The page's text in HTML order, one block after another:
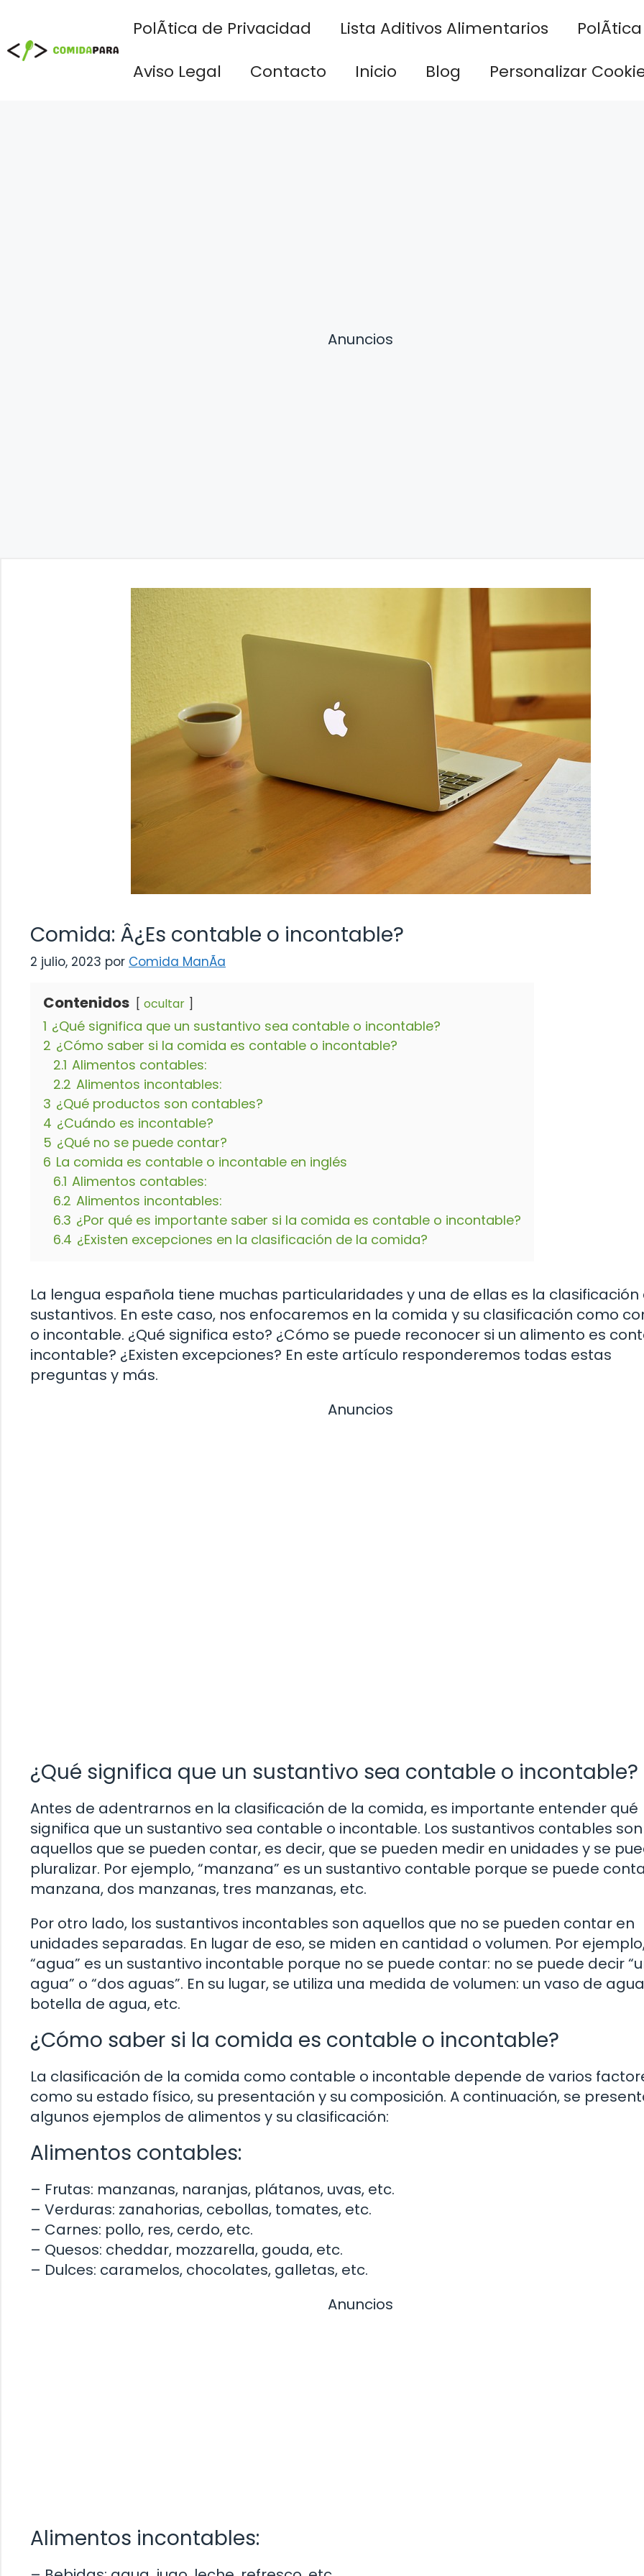
contenido
PolÃ­tica de Privacidad Lista Aditivos Alimentarios
Aviso Legal
Contacto Inicio Blog Personalizar
Anuncios
Comida: Â¿Es contable o incontable?
2 julio, 2023 por Comida ManÃ­a
Contenidos ocultar
1 ¿Qué significa que un sustantivo sea contable o incontable?
2 ¿Cómo saber si la comida es contable o incontable?
2.1 Alimentos contables:
2.2 Alimentos incontables:
3 ¿Qué productos son contables?
4 ¿Cuándo es incontable?
5 ¿Qué no se puede contar?
6 La comida es contable o incontable en inglés
6.1 Alimentos contables:
6.2 Alimentos incontables:
6.3 ¿Por qué es importante saber si la comida es contable o incontable?
6.4 ¿Existen excepciones en la clasificación de la comida?
La lengua española tiene muchas particularidades y una de ellas es la clasificación
sustantivos. En este caso, nos enfocaremos en la comida y su clasificación como
o incontable. ¿Qué significa esto? ¿Cómo se puede reconocer si un alimento es
incontable? ¿Existen excepciones? En este artículo responderemos todas estas
preguntas y más.
Anuncios
¿Qué significa que un sustantivo sea contable o incontable?
Antes de adentrarnos en la clasificación de la comida, es importante entender qué
significa que un sustantivo sea contable o incontable. Los sustantivos contables son
aquellos que se pueden contar, es decir, que se pueden medir en unidades y se
pluralizar. Por ejemplo, “manzana” es un sustantivo contable porque se puede
manzana, dos manzanas, tres manzanas, etc.
Por otro lado, los sustantivos incontables son aquellos que no se pueden contar en
unidades separadas. En lugar de eso, se miden en cantidad o volumen. Por
“agua” es un sustantivo incontable porque no se puede contar: no se puede decir
agua” o “dos aguas”. En su lugar, se utiliza una medida de volumen: un vaso de
botella de agua, etc.
¿Cómo saber si la comida es contable o incontable?
La clasificación de la comida como contable o incontable depende de varios
como su estado físico, su presentación y su composición. A continuación, se
algunos ejemplos de alimentos y su clasificación:
Alimentos contables:
– Frutas: manzanas, naranjas, plátanos, uvas, etc.
– Verduras: zanahorias, cebollas, tomates, etc.
– Carnes: pollo, res, cerdo, etc.
– Quesos: cheddar, mozzarella, gouda, etc.
– Dulces: caramelos, chocolates, galletas, etc.
Anuncios
Alimentos incontables: